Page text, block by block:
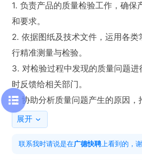
1. 负责产品的质量检验工作，确保
和要求。
2. 依据图纸及技术文件，运用各类
行精准测量与检验。
3. 对检验过程中发现的质量问题进
时反馈给相关部门。
4. 协助分析质量问题产生的原因，
决。
1. 能看懂三视图图纸
展开
联系我时请说是在广德快聘 上看到的，